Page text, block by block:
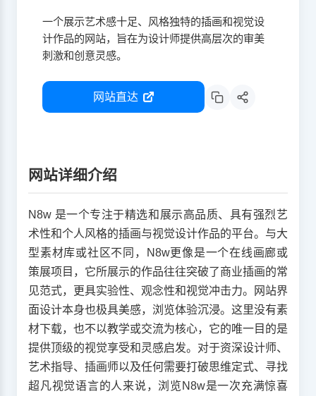
一个展示艺术感十足、风格独特的插画和视觉设
计作品的网站，旨在为设计师提供高层次的审美
刺激和创意灵感。
网站直达
网站详细介绍
N8w 是一个专注于精选和展示高品质、具有强烈艺
术性和个人风格的插画与视觉设计作品的平台。与大
型素材库或社区不同，N8w更像是一个在线画廊或
策展项目，它所展示的作品往往突破了商业插画的常
见范式，更具实验性、观念性和视觉冲击力。网站界
面设计本身也极具美感，浏览体验沉浸。这里没有素
材下载，也不以教学或交流为核心，它的唯一目的是
提供顶级的视觉享受和灵感启发。对于资深设计师、
艺术指导、插画师以及任何需要打破思维定式、寻找
超凡视觉语言的人来说，浏览N8w是一次充满惊喜